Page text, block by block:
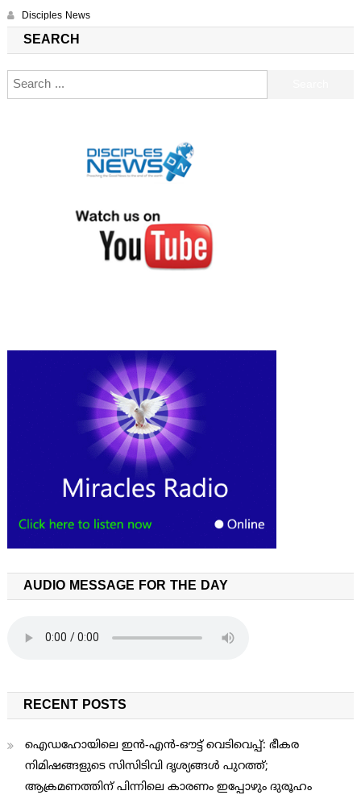
Disciples News
SEARCH
AUDIO MESSAGE FOR THE DAY
RECENT POSTS
ഐഡഹോയിലെ ഇൻ-എൻ-ഔട്ട് വെടിവെപ്പ്: ഭീകര
നിമിഷങ്ങളുടെ സിസിടിവി ദൃശ്യങ്ങൾ പുറത്ത്;
ആക്രമണത്തിന് പിന്നിലെ കാരണം ഇപ്പോഴും ദുരൂഹം